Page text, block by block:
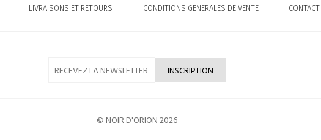
LIVRAISONS ET RETOURS CONDITIONS GENERALES DE VENTE CONTACT
© NOIR D'ORION 2026